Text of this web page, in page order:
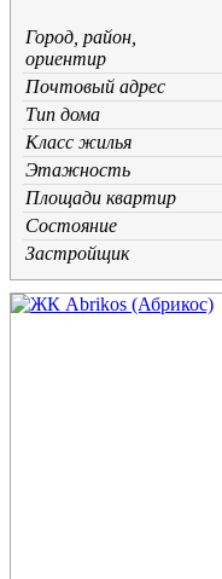
Город, район,
ориентир
Почтовый адрес
Тип дома
Класс жилья
Этажность
Площади квартир
Состояние
Застройщик